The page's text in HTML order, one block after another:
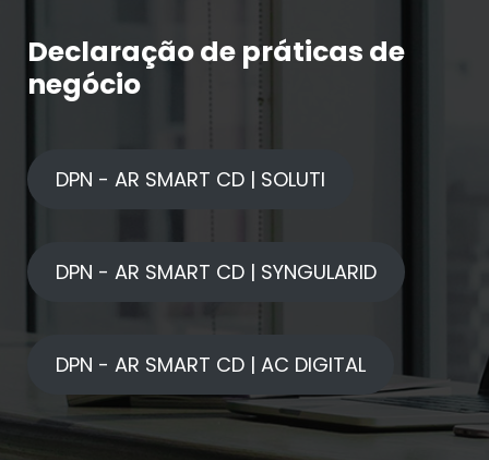
Declaração de práticas de
negócio
DPN - AR SMART CD | SOLUTI
DPN - AR SMART CD | SYNGULARID
DPN - AR SMART CD | AC DIGITAL